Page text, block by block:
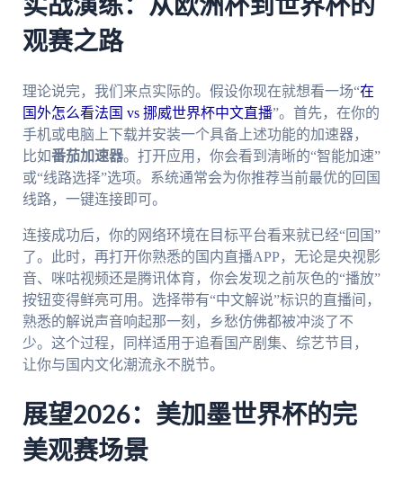
实战演练：从欧洲杯到世界杯的
观赛之路
理论说完，我们来点实际的。假设你现在就想看一场“在
国外怎么看法国 vs 挪威世界杯中文直播”。首先，在你的
手机或电脑上下载并安装一个具备上述功能的加速器，
比如番茄加速器。打开应用，你会看到清晰的“智能加速”
或“线路选择”选项。系统通常会为你推荐当前最优的回国
线路，一键连接即可。
连接成功后，你的网络环境在目标平台看来就已经“回国”
了。此时，再打开你熟悉的国内直播APP，无论是央视影
音、咪咕视频还是腾讯体育，你会发现之前灰色的“播放”
按钮变得鲜亮可用。选择带有“中文解说”标识的直播间，
熟悉的解说声音响起那一刻，乡愁仿佛都被冲淡了不
少。这个过程，同样适用于追看国产剧集、综艺节目，
让你与国内文化潮流永不脱节。
展望2026：美加墨世界杯的完
美观赛场景